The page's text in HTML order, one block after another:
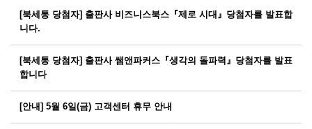
[북세통 당첨자] 출판사 비즈니스북스『제로 시대』당첨자를 발표합
니다.
[북세통 당첨자] 출판사 쌤앤파커스『생각의 돌파력』당첨자를 발표
합니다
[안내] 5월 6일(금) 고객센터 휴무 안내